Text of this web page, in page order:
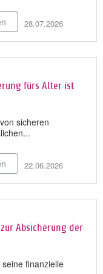
28.07.2026
fürs Alter ist
sicheren
22.06.2026
Absicherung der
finanzielle